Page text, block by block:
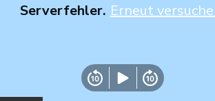
Serverfehler. Erneut